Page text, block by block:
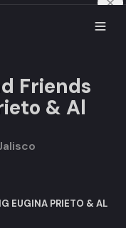
Friends
& Al
EUGINA PRIETO & AL